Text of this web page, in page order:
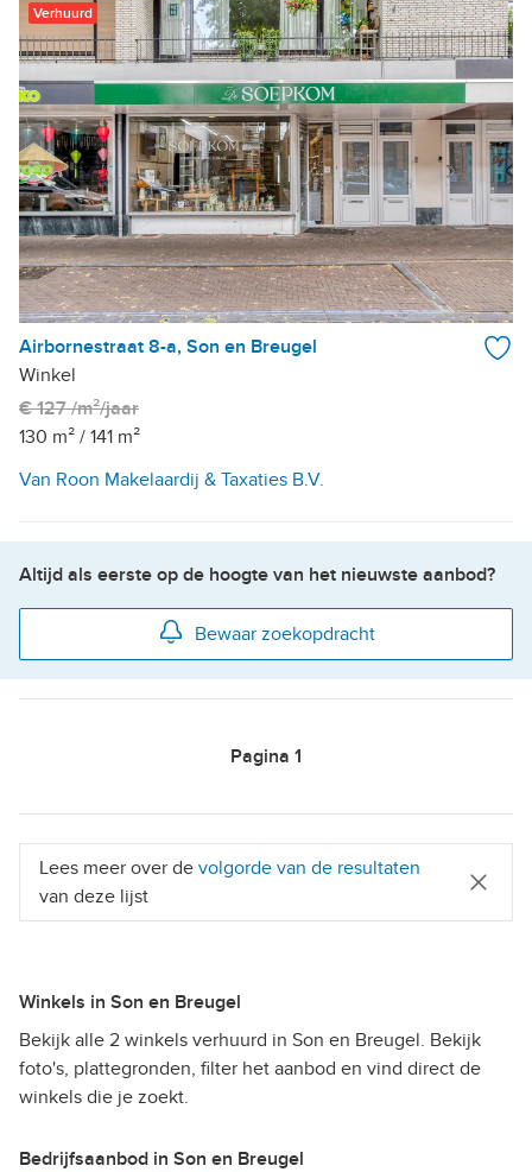
Verhuurd
Airbornestraat 8-a, Son en Breugel
Winkel
€ 127 /m²/jaar
130 m² / 141 m²
Van Roon Makelaardij & Taxaties B.V.
Altijd als eerste op de hoogte van het nieuwste aanbod?
Bewaar zoekopdracht
Pagina 1
Lees meer over de volgorde van de resultaten
van deze lijst
Winkels in Son en Breugel
Bekijk alle 2 winkels verhuurd in Son en Breugel. Bekijk
foto's, plattegronden, filter het aanbod en vind direct de
winkels die je zoekt.
Bedrijfsaanbod in Son en Breugel